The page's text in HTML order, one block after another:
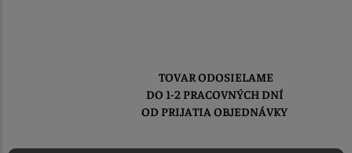
TOVAR ODOSIELAME
DO 1-2 PRACOVNÝCH DNÍ
OD PRIJATIA OBJEDNÁVKY